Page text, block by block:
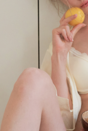
[26SS] 올데이 볼류머 라
이트 1set
노와이어
105,000 39,000 %